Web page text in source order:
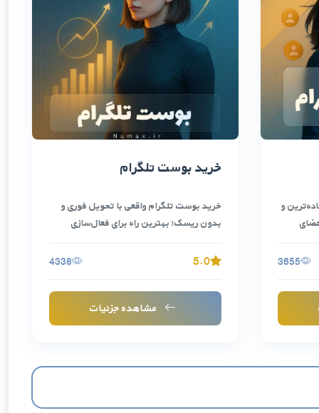
و
3655
خرید بوست تلگرام
خرید بوست تلگرام واقعی با تحویل فوری و
بدون ریسک؛ بهترین راه برای فعال‌سازی
5.0
4338
مشاهده جزئیات